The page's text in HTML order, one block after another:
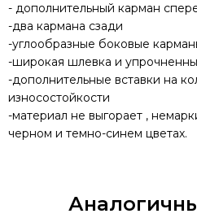
- дополнительный карман
-два кармана сзади
-углообразные боковые
-широкая шлевка и
-дополнительные вставки на
износостойкости
-материал не выгорает ,
черном и темно-синем цветах.